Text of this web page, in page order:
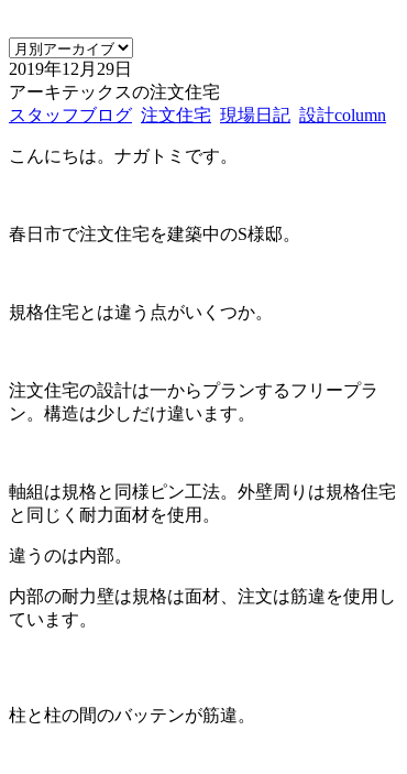
2019年12月29日
アーキテックスの注文住宅
スタッフブログ 注文住宅 現場日記 設計column
こんにちは。ナガトミです。
春日市で注文住宅を建築中のS様邸。
規格住宅とは違う点がいくつか。
注文住宅の設計は一からプランするフリープラ
ン。構造は少しだけ違います。
軸組は規格と同様ピン工法。外壁周りは規格住宅
と同じく耐力面材を使用。
違うのは内部。
内部の耐力壁は規格は面材、注文は筋違を使用し
ています。
柱と柱の間のバッテンが筋違。